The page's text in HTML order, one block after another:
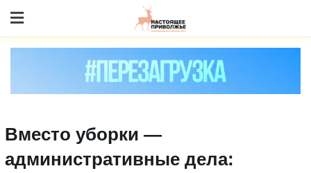
to content
Вместо уборки —
административные дела: